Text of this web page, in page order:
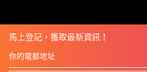
馬上登記，獲取最新資訊！